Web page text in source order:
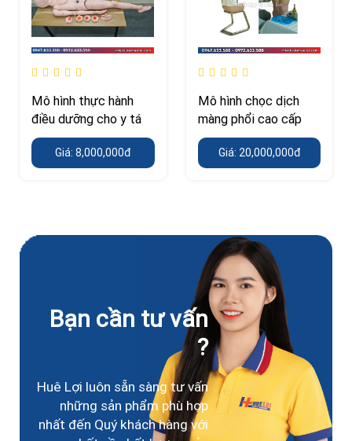
Mô hình thực hành
điều dưỡng cho y tá
Giá: 8,000,000đ
Mô hình chọc dịch
màng phổi cao cấp
Giá: 20,000,000đ
Bạn cần tư vấn
?
Huê Lợi luôn sẵn sàng tư vấn
những sản phẩm phù hợp
nhất đến Quý khách hàng với